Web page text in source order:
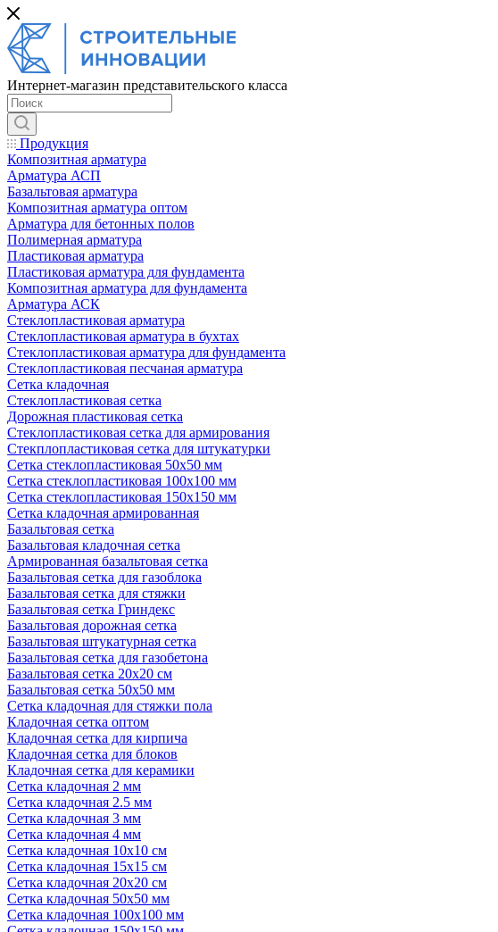
Интернет-магазин представительского класса
Продукция
Композитная арматура
Арматура АСП
Базальтовая арматура
Композитная арматура оптом
Арматура для бетонных полов
Полимерная арматура
Пластиковая арматура
Пластиковая арматура для фундамента
Композитная арматура для фундамента
Арматура АСК
Cтеклопластиковая арматура
Стеклопластиковая арматура в бухтах
Стеклопластиковая арматура для фундамента
Стеклопластиковая песчаная арматура
Сетка кладочная
Стеклопластиковая сетка
Дорожная пластиковая сетка
Стеклопластиковая сетка для армирования
Стекплопластиковая сетка для штукатурки
Сетка стеклопластиковая 50x50 мм
Сетка стеклопластиковая 100x100 мм
Сетка стеклопластиковая 150x150 мм
Сетка кладочная армированная
Базальтовая сетка
Базальтовая кладочная сетка
Армированная базальтовая сетка
Базальтовая сетка для газоблока
Базальтовая сетка для стяжки
Базальтовая сетка Гриндекс
Базальтовая дорожная сетка
Базальтовая штукатурная сетка
Базальтовая сетка для газобетона
Базальтовая сетка 20x20 см
Базальтовая сетка 50x50 мм
Сетка кладочная для стяжки пола
Кладочная сетка оптом
Кладочная сетка для кирпича
Кладочная сетка для блоков
Кладочная сетка для керамики
Сетка кладочная 2 мм
Сетка кладочная 2.5 мм
Сетка кладочная 3 мм
Сетка кладочная 4 мм
Сетка кладочная 10x10 см
Сетка кладочная 15x15 см
Сетка кладочная 20x20 см
Сетка кладочная 50x50 мм
Сетка кладочная 100x100 мм